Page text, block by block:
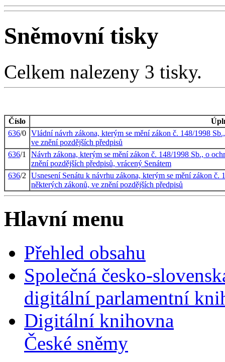
Sněmovní tisky
Celkem nalezeny 3 tisky.
Číslo
636/0 Vládní návrh zákona, kterým se mění zákon č. 148/1998
ve znění pozdějších předpisů
636/1
Návrh zákona, kterým se mění zákon č. 148/1998 Sb., o
znění pozdějších předpisů, vrácený Senátem
636/2
Usnesení Senátu k návrhu zákona, kterým se mění zákon
některých zákonů, ve znění pozdějších předpisů
Hlavní menu
Přehled obsahu
Společná česko-
digitální parlamentní
Digitální knihovna
České sněmy